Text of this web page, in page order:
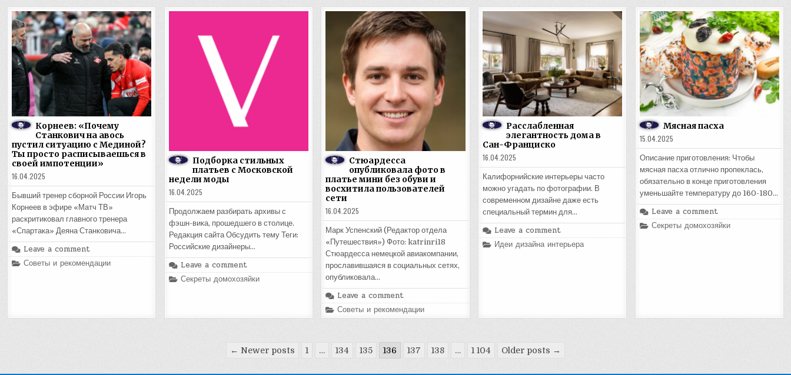
Корнеев: «Почему
Станкович на авось
пустил ситуацию с Мединой?
Ты просто расписываешься в
своей импотенции»
16.04.2025
Бывший тренер сборной России Игорь
Корнеев в эфире «Матч ТВ»
раскритиковал главного тренера
«Спартака» Деяна Станковича…
Leave a comment
Posted
Советы и рекомендации
Подборка стильных
платьев с Московской
недели моды
16.04.2025
Продолжаем разбирать архивы с
фэшн-вика, прошедшего в столице.
Редакция сайта Обсудить тему Теги:
Российские дизайнеры…
Leave a comment
Posted
Секреты домохозяйки
Стюардесса
опубликовала фото в
платье мини без обуви и
восхитила пользователей
сети
16.04.2025
Марк Успенский (Редактор отдела
«Путешествия») Фото: katrinri18
Стюардесса немецкой авиакомпании,
прославившаяся в социальных сетях,
опубликовала…
Leave a comment
Posted
in
Советы и рекомендации
Расслабленная
элегантность дома в
Сан-Франциско
16.04.2025
Калифорнийские интерьеры часто
можно угадать по фотографии. В
современном дизайне даже есть
специальный термин для…
Leave a comment
Posted
in
Идеи дизайна интерьера
Мясная пасха
15.04.2025
Описание приготовления: Чтобы
мясная пасха отлично пропеклась,
обязательно в конце приготовления
уменьшайте температуру до 160-180…
Leave a comment
Posted
Секреты домохозяйки
← Newer posts 1 … 134 135 136 137 138 … 1 104 Older posts →